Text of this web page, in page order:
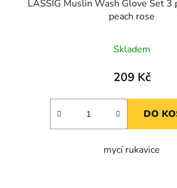
LÄSSIG Muslin Wash Glove Set 3
peach rose
Skladem
209 Kč
DO
mycí rukavice